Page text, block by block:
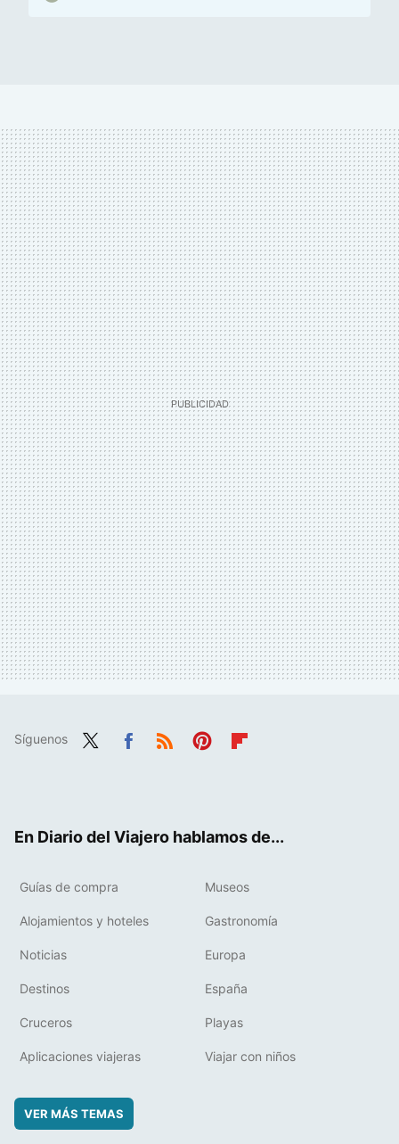
Síguenos
En Diario del Viajero hablamos de...
Guías de compra Museos
Alojamientos y hoteles Gastronomía
Noticias Europa
Destinos España
Cruceros Playas
Aplicaciones viajeras Viajar con niños
VER MÁS TEMAS